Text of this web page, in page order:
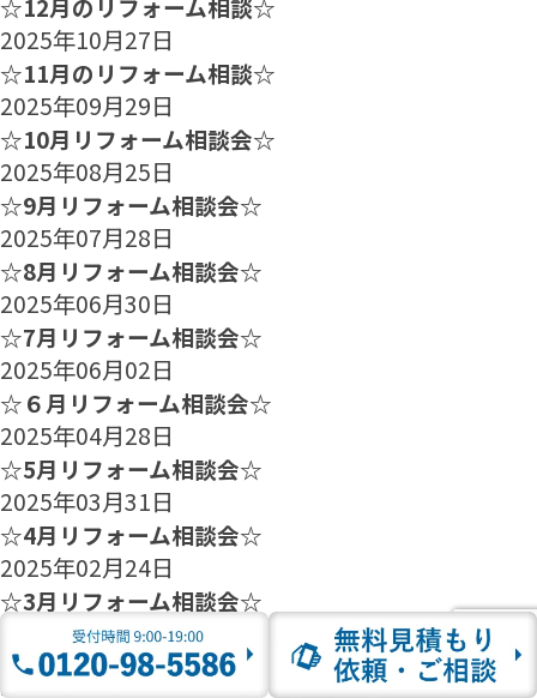
☆12月のリフォーム相談☆
2025年10月27日
☆11月のリフォーム相談☆
2025年09月29日
☆10月リフォーム相談会☆
2025年08月25日
☆9月リフォーム相談会☆
2025年07月28日
☆8月リフォーム相談会☆
2025年06月30日
☆7月リフォーム相談会☆
2025年06月02日
☆６月リフォーム相談会☆
2025年04月28日
☆5月リフォーム相談会☆
2025年03月31日
☆4月リフォーム相談会☆
2025年02月24日
☆3月リフォーム相談会☆
2025年01月27日
☆2月のリフォーム相談会のご案内☆